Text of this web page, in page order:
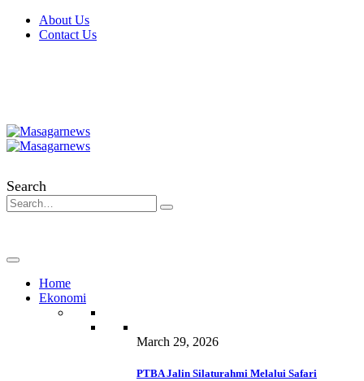
About Us
Contact Us
Search
Home
Ekonomi
March 29, 2026
PTBA Jalin Silaturahmi Melalui Safari